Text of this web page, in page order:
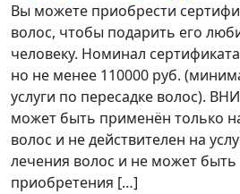
Вы можете приобрести
волос, чтобы подарить его
человеку. Номинал
но не менее 110000 руб.
услуги по пересадке волос).
может быть применён только
волос и не действителен на
лечения волос и не может
приобретения […]